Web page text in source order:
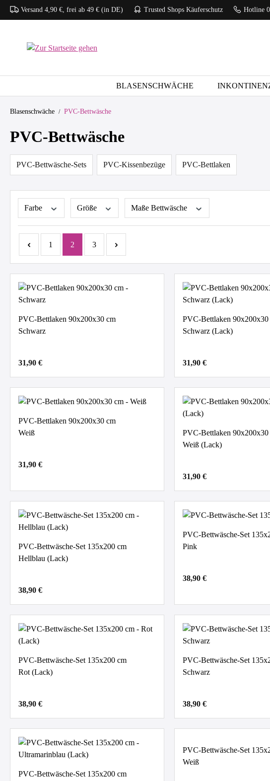
Hauptinhalt springen
Zur Suche springen
Zur Hauptnavigation springen
Versand 4,90 €, frei ab 49 € (in DE) Trusted Shops Käuferschutz Hotline
BLASENSCHWÄCHE
Blasenschwäche PVC-Bettwäsche
PVC-Bettwäsche
PVC-Bettwäsche-Sets PVC-Kissenbezüge PVC-Bettlaken
Farbe Größe Maße Bettwäsche
Seite
1 Seite
2 Seite
3
PVC-Bettlaken 90x200x30 cm
Schwarz
31,90 €
PVC-Bettlaken 90x200x30
Schwarz (Lack)
31,90 €
PVC-Bettlaken 90x200x30 cm
Weiß
31,90 €
PVC-Bettlaken 90x200x30
Weiß (Lack)
31,90 €
PVC-Bettwäsche-Set 135x200 cm
Hellblau (Lack)
38,90 €
PVC-Bettwäsche-Set
Pink
38,90 €
PVC-Bettwäsche-Set 135x200 cm
Rot (Lack)
38,90 €
PVC-Bettwäsche-Set
Schwarz
38,90 €
PVC-Bettwäsche-Set 135x200 cm
PVC-Bettwäsche-Set
Weiß